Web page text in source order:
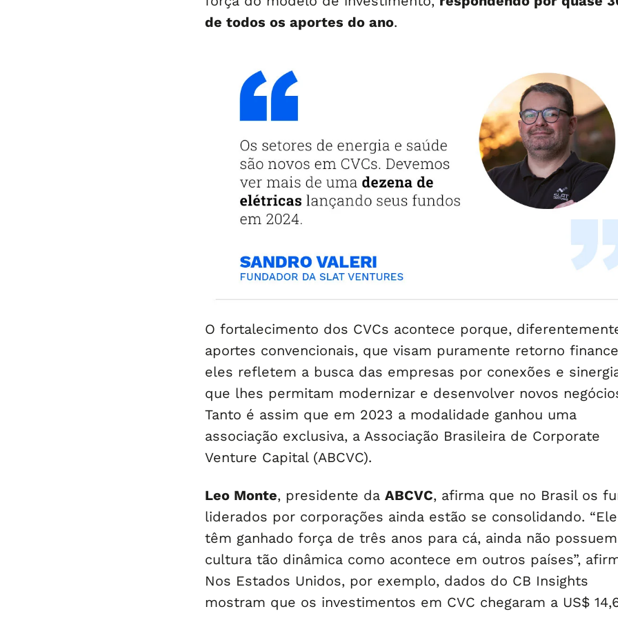
de todos os aportes do ano.
O fortalecimento dos CVCs acontece porque,
aportes convencionais, que visam puramente retorno
eles refletem a busca das empresas por conexões e
que lhes permitam modernizar e desenvolver novos
Tanto é assim que em 2023 a modalidade ganhou uma
associação exclusiva, a Associação Brasileira de Corporate
Venture Capital (ABCVC).
Leo Monte, presidente da ABCVC, afirma que no Brasil os
liderados por corporações ainda estão se consolidando.
têm ganhado força de três anos para cá, ainda não
cultura tão dinâmica como acontece em outros países”,
Nos Estados Unidos, por exemplo, dados do CB Insights
mostram que os investimentos em CVC chegaram a US$